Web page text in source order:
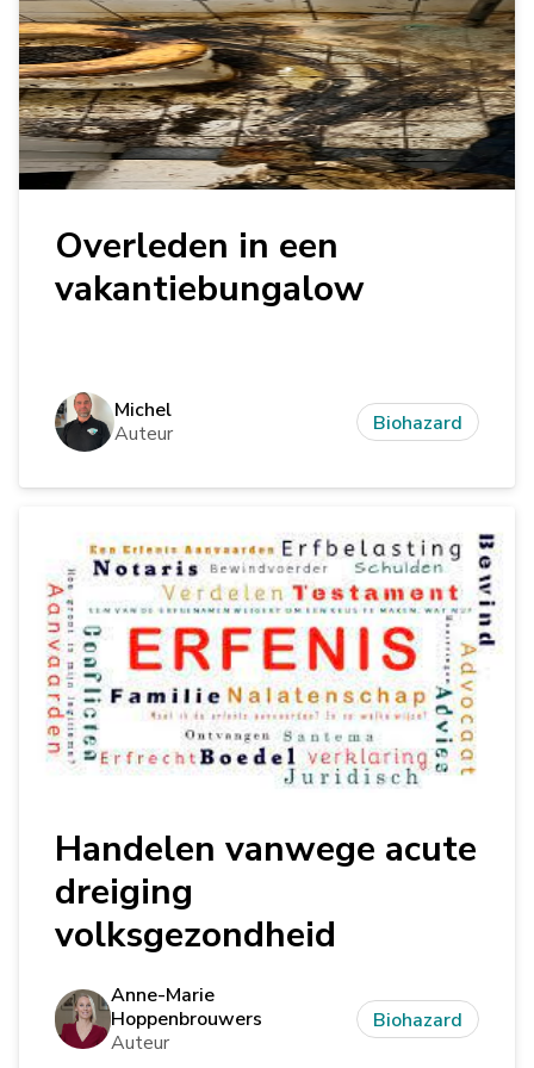
Overleden in een
vakantiebungalow
Michel
Auteur
Biohazard
Handelen vanwege acute
dreiging
volksgezondheid
Anne-Marie
Hoppenbrouwers
Auteur
Biohazard